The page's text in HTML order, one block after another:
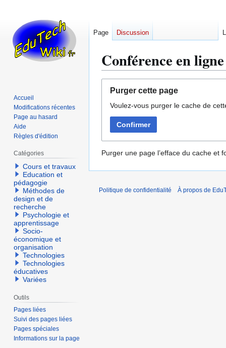
Conférence en ligne
navigation
recherche
Purger cette page
Voulez-vous purger le cache de
Confirmer
Purger une page l’efface du cache et
Page Discussion
Accueil
Modifications récentes
Page au hasard
Aide
Règles d'édition
Catégories
Cours et travaux
Education et
pédagogie
Méthodes de
design et de
recherche
Psychologie et
apprentissage
Socio-
économique et
organisation
Technologies
Technologies
éducatives
Variées
Outils
Pages liées
Suivi des pages liées
Pages spéciales
Informations sur la page
Politique de confidentialité À propos de